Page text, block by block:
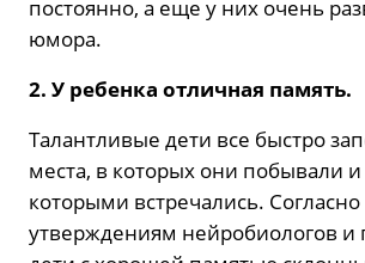
постоянно, а еще у них очень
юмора.
2. У ребенка отличная память.
Талантливые дети все быстро
места, в которых они побывали
которыми встречались. Согласно
утверждениям нейробиологов и